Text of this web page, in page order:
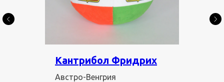
Кантрибол Фридрих
Австро-Венгрия